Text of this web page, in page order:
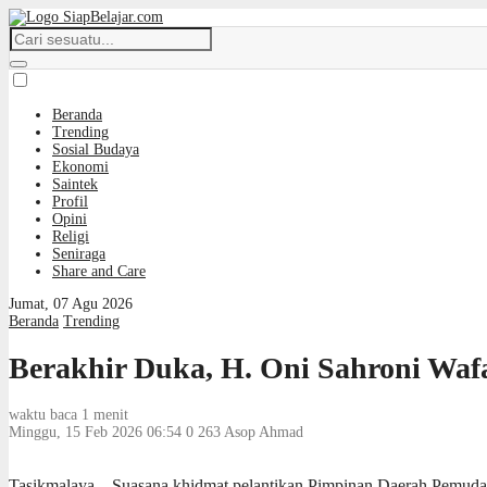
Beranda
Trending
Sosial Budaya
Ekonomi
Saintek
Profil
Opini
Religi
Seniraga
Share and Care
Jumat, 07 Agu 2026
Beranda Trending
Berakhir Duka, H. Oni Sahroni
waktu baca 1 menit
Minggu, 15 Feb 2026 06:54 0 263 Asop Ahmad